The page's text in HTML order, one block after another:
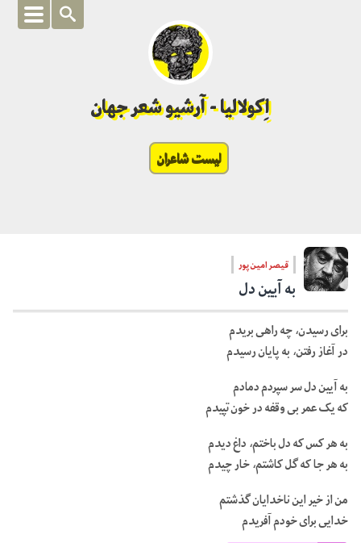
اِکولالیا - آرشیو شعر جهان
لیست شاعران
قیصر امین پور
به آیین دل
برای رسیدن، چه راهی بریدم
در آغاز رفتن، به پایان رسیدم
به آیین دل سر سپردم دمادم
که یک عمر بی وقفه در خون تپیدم
به هر کس که دل باختم، داغ دیدم
به هر جا که گل کاشتم، خار چیدم
من از خیر این ناخدایان گذشتم
خدایی برای خودم آفریدم